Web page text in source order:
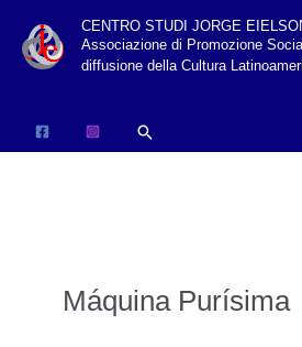
CENTRO STUDI JORGE
Associazione di Promozione
diffusione della Cultura
Cerca
Máquina Purísima